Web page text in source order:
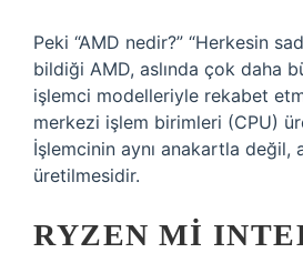
Peki “AMD nedir?” “Herkesin
bildiği AMD, aslında çok daha
işlemci modelleriyle rekabet
merkezi işlem birimleri (CPU)
İşlemcinin aynı anakartla değil,
üretilmesidir.
RYZEN MI